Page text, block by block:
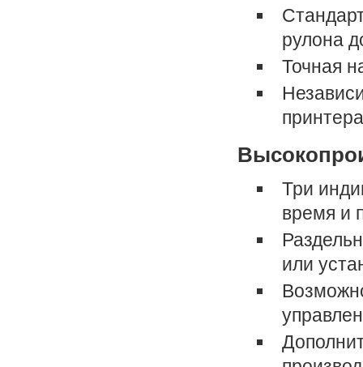
рулона
Точная
принтера
Три
время и
или